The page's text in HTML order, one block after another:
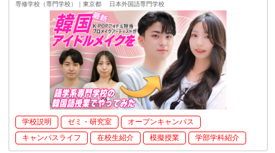
専修学校（専門学校）｜東京都 日本外国語専門学校
学校説明 ゼミ・研究室
オープンキャンパス
キャンパスライフ
在校生紹介 模擬授業 学部学科紹介